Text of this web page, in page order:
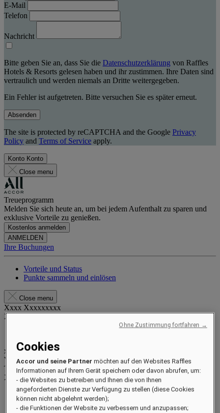
E-Mail
Telefon
Nachricht
Bitte geben Sie an, dass Sie die Datenschutzerklärung von Raffles
Hotels & Resorts gelesen haben und ihr zustimmen. Ihre Daten sind
vertraulich und werden niemals an Dritte weitergegeben.
Ein Fehler ist aufgetreten. Bitte versuchen Sie es später erneut.
Absenden
The site is protected by reCAPTCHA and the Google Privacy
Policy and Terms of Service apply.
Konto Konto
Close menu
Treueprogramm
Melden Sie sich heute an, um bei jedem Aufenthalt zu sparen und
exklusive Vorteile zu genießen.
Kostenlos anmelden
ANMELDEN
Ihre Buchungen
Vorteile und Status
Punkte sammeln und einlösen
Close menu
Xxxx Xxxxxxxxx
XXXXXX X XXXXXXXX X
xxxxxxxx
Valid untilxx/xx/xxxx
Treuepunkte
XXXpts
Ihr Treuekonto
Ihre Buchungen
Cookies
Accor und seine Partner möchten auf den Websites Raffles
Informationen auf Ihrem Gerät speichern oder davon abrufen, um:
- die Websites zu betreiben und Ihnen die von Ihnen
angeforderten Dienste zur Verfügung zu stellen (diese Cookies
können nicht abgelehnt werden);
- die Funktionen der Website zu verbessern und anzupassen;
Ohne Zustimmung fortfahren →